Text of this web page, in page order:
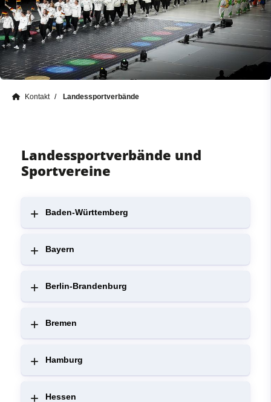
Kontakt Landessportverbände
Landessportverbände und
Sportvereine
Baden-Württemberg
Bayern
Berlin-Brandenburg
Bremen
Hamburg
Hessen